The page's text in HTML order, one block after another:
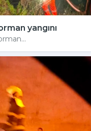
yangını